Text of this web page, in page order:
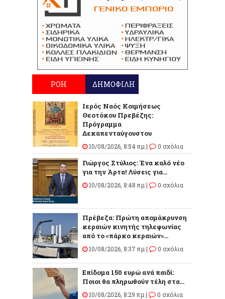
ΡΟΗ ΔΗΜΟΦΙΛΗ
Ιερός Ναός Κοιμήσεως
Θεοτόκου Πρεβέζης:
Πρόγραμμα
Δεκαπενταύγουστου
10/08/2026, 8:54 πμ | 0 σχόλια
Γιώργος Στύλιος: Ένα καλό νέο
για την Άρτα! Λύσεις για...
10/08/2026, 8:48 πμ | 0 σχόλια
Πρέβεζα: Πρώτη απομάκρυνση
κεραιών κινητής τηλεφωνίας
από το «πάρκο κεραιών»...
10/08/2026, 8:37 πμ | 0 σχόλια
Επίδομα 150 ευρώ ανά παιδί:
Ποιοι θα πληρωθούν τέλη στα...
10/08/2026, 8:29 πμ | 0 σχόλια